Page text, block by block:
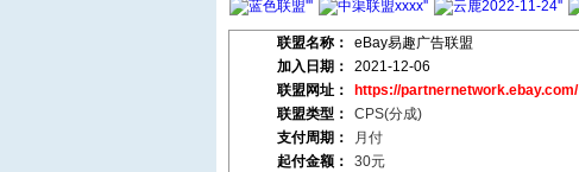
联盟名称：
eBay易趣广告联盟
加入日期：
2021-12-06
联盟网址：
https://partnernetwork.ebay.com/
联盟类型：
CPS(分成)
支付周期：
月付
起付金额：
30元